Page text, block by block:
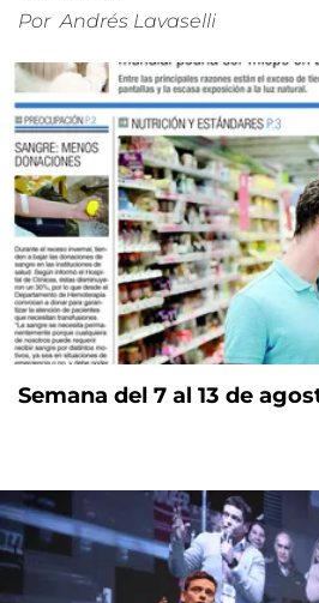
Por Andrés Lavaselli
Semana del 7 al 13 de